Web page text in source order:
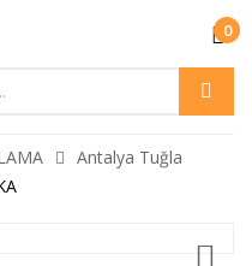
0
Antalya Tuğla